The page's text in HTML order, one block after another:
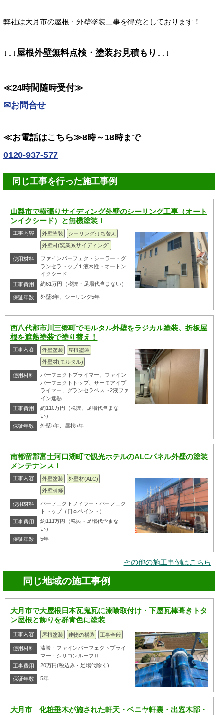
弊社は大月市の屋根・外壁塗装工事を得意としております！
↓↓↓屋根外壁無料点検・塗装お見積もり↓↓↓
≪24時間随時受付≫
✉お問合せ
≪お電話はこちら≫8時～18時まで
0120-937-577
同じ工事を行った施工事例
山梨市で横張りサイディング外壁のシーリング工事（オート
ンイクシード）と無機塗装！
工事内容 外壁塗装
シーリング打ち替え
外壁材(窯業系サイディング)
使用材料
ファインパーフェクトシーラー・グ
ランセラトップ１液水性・オートン
イクシード
工事費用
約61万円（税抜・足場代含まない）
保証年数 外壁8年、シーリング5年
西八代郡市川三郷町でモルタル外壁をラジカル塗装、折板屋
根を遮熱塗装で塗り替え！
工事内容 外壁塗装
屋根塗装
外壁材(モルタル)
使用材料
パーフェクトプライマー、ファイン
パーフェクトトップ、サーモアイプ
ライマー、グランセラベスト2液ファ
イン遮熱
工事費用
約110万円（税抜、足場代含まな
い）
保証年数
外壁5年、屋根5年
南都留郡富士河口湖町で観光ホテルのALCパネル外壁の塗装
メンテナンス！
工事内容 外壁塗装
外壁材(ALC)
外壁補修
使用材料
パーフェクトフィラー・パーフェク
トトップ（日本ペイント）
工事費用
約111万円（税抜・足場代含まな
い）
保証年数
5年
その他の施工事例はこちら
同じ地域の施工事例
大月市で大屋根日本瓦鬼瓦に漆喰取付け・下屋瓦棒葺きトタ
ン屋根と飾りを群青色に塗装
工事内容 屋根塗装 建物の構造 工事全般
使用材料
漆喰・ファインパーフェクトプライ
マー・シリコンルーフⅡ
工事費用
20万円(税込み・足場代除く)
保証年数 5年
大月市 化粧垂木が施された軒天・ベニヤ軒裏・出窓木部・